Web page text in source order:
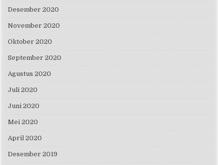
Desember 2020
November 2020
Oktober 2020
September 2020
Agustus 2020
Juli 2020
Juni 2020
Mei 2020
April 2020
Desember 2019